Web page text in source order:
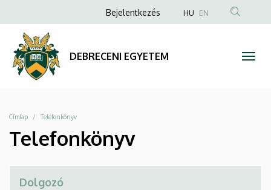
Telefonkönyv
DEBRECENI
EGYETEM
a
tartalomra
Anonim
menüje
Bejelentkezés HU EN
DEBRECENI EGYETEM
Morzsa
Címlap Telefonkönyv
Telefonkönyv